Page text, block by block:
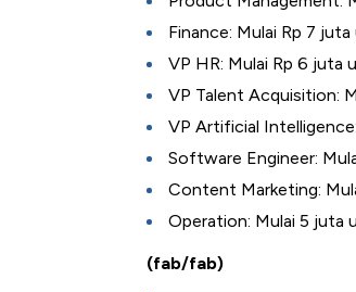
Finance: Mulai Rp 7
VP HR: Mulai Rp 6 juta
VP Talent Acquisition:
VP Artificial
Software Engineer:
Content Marketing:
Operation: Mulai 5 juta
(fab/fab)